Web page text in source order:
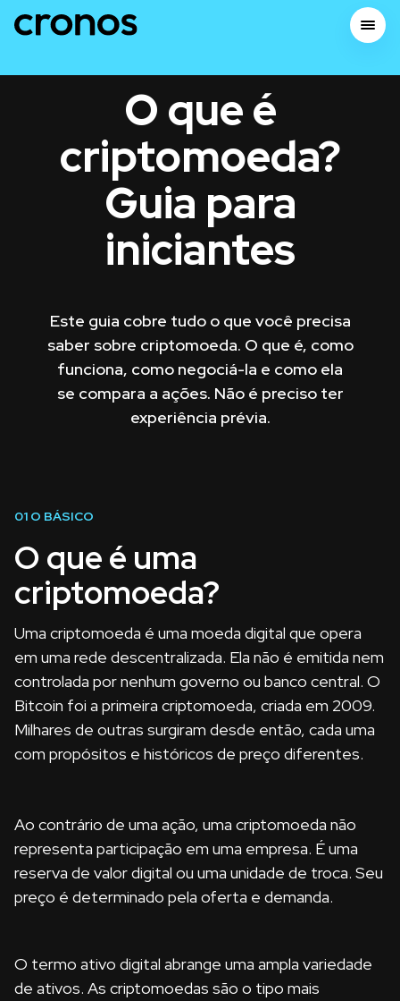
O que é
criptomoeda?
Guia para
iniciantes
Este guia cobre tudo o que você precisa
saber sobre criptomoeda. O que é, como
funciona, como negociá-la e como ela
se compara a ações. Não é preciso ter
experiência prévia.
01 O BÁSICO
O que é uma
criptomoeda?
Uma criptomoeda é uma moeda digital que opera
em uma rede descentralizada. Ela não é emitida nem
controlada por nenhum governo ou banco central. O
Bitcoin foi a primeira criptomoeda, criada em 2009.
Milhares de outras surgiram desde então, cada uma
com propósitos e históricos de preço diferentes.
Ao contrário de uma ação, uma criptomoeda não
representa participação em uma empresa. É uma
reserva de valor digital ou uma unidade de troca. Seu
preço é determinado pela oferta e demanda.
O termo ativo digital abrange uma ampla variedade
de ativos. As criptomoedas são o tipo mais